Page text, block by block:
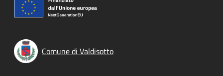
Comune di Valdisotto